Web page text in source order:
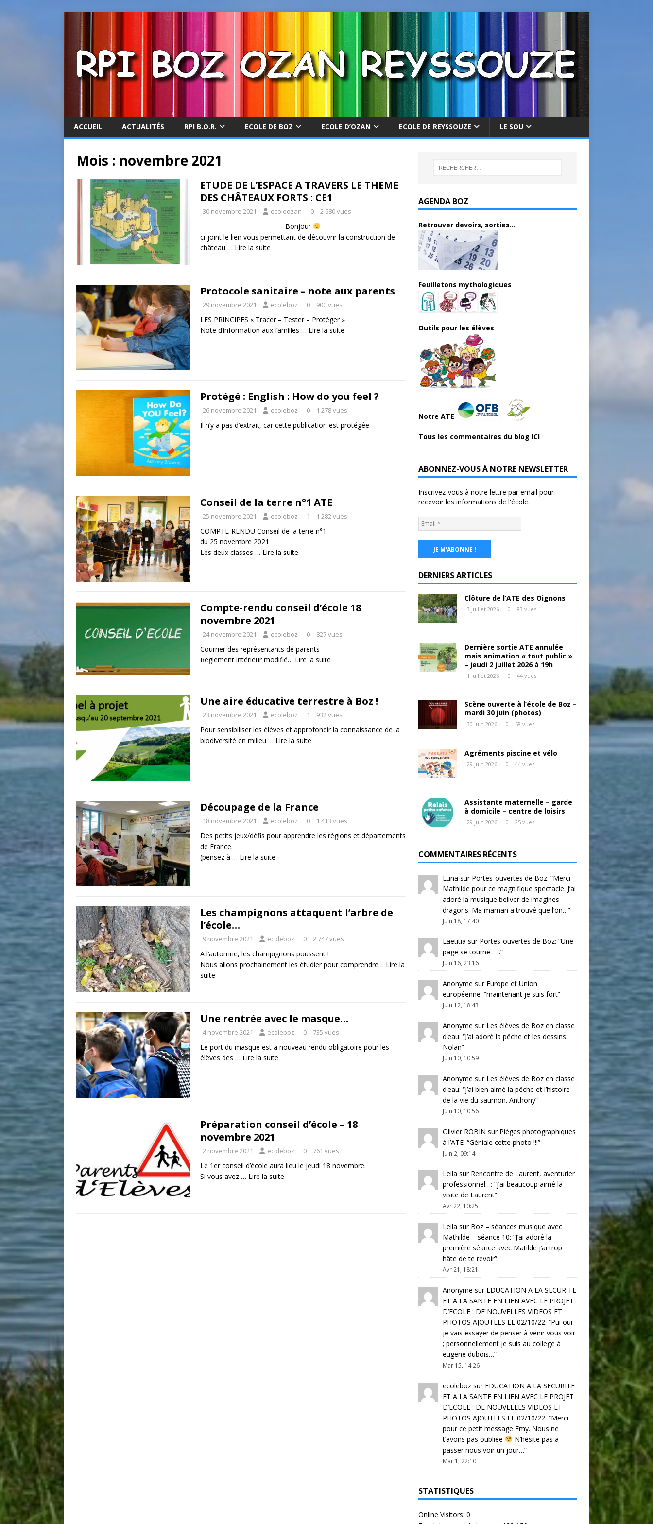
ACCUEIL ACTUALITÉS RPI B.O.R. ECOLE DE BOZ ECOLE D’OZAN ECOLE DE REYSSOUZE LE SOU
Mois : novembre 2021
ETUDE DE L’ESPACE A TRAVERS LE THEME
DES CHÂTEAUX FORTS : CE1
30 novembre 2021 ecoleozan 0 2 680 vues
Bonjour
ci-joint le lien vous permettant de découvrir la construction de
château … Lire la suite
Protocole sanitaire – note aux parents
29 novembre 2021 ecoleboz 0 900 vues
LES PRINCIPES « Tracer – Tester – Protéger »
Note d’information aux familles … Lire la suite
Protégé : English : How do you feel ?
26 novembre 2021 ecoleboz 0 1 278 vues
Il n’y a pas d’extrait, car cette publication est protégée.
Conseil de la terre n°1 ATE
25 novembre 2021 ecoleboz 1 1 282 vues
COMPTE-RENDU Conseil de la terre n°1
du 25 novembre 2021
Les deux classes … Lire la suite
Compte-rendu conseil d’école 18
novembre 2021
24 novembre 2021 ecoleboz 0 827 vues
Courrier des représentants de parents
Règlement intérieur modifié… Lire la suite
Une aire éducative terrestre à Boz !
23 novembre 2021 ecoleboz 1 932 vues
Pour sensibiliser les élèves et approfondir la connaissance de la
biodiversité en milieu … Lire la suite
Découpage de la France
18 novembre 2021 ecoleboz 0 1 413 vues
Des petits jeux/défis pour apprendre les régions et départements
de France.
(pensez à … Lire la suite
Les champignons attaquent l’arbre de
l’école…
9 novembre 2021 ecoleboz 0 2 747 vues
A l’automne, les champignons poussent !
Nous allons prochainement les étudier pour comprendre… Lire la
suite
Une rentrée avec le masque…
4 novembre 2021 ecoleboz 0 735 vues
Le port du masque est à nouveau rendu obligatoire pour les
élèves des … Lire la suite
Préparation conseil d’école – 18
novembre 2021
2 novembre 2021 ecoleboz 0 761 vues
Le 1er conseil d’école aura lieu le jeudi 18 novembre.
Si vous avez … Lire la suite
AGENDA BOZ
Retrouver devoirs, sorties...
Feuilletons mythologiques
Outils pour les élèves
Notre ATE
Tous les commentaires du blog ICI
ABONNEZ-VOUS À NOTRE NEWSLETTER
Inscrivez-vous à notre lettre par email pour
recevoir les informations de l'école.
DERNIERS ARTICLES
Clôture de l’ATE des Oignons
3 juillet 2026 0 83 vues
Dernière sortie ATE annulée
mais animation « tout public »
– jeudi 2 juillet 2026 à 19h
1 juillet 2026 0 44 vues
Scène ouverte à l’école de Boz –
mardi 30 juin (photos)
30 juin 2026 0 58 vues
Agréments piscine et vélo
29 juin 2026 0 44 vues
Assistante maternelle – garde
à domicile – centre de loisirs
29 juin 2026 0 25 vues
COMMENTAIRES RÉCENTS
Luna sur Portes-ouvertes de Boz: “Merci
Mathilde pour ce magnifique spectacle. J’ai
adoré la musique beliver de imagines
dragons. Ma maman a trouvé que l’on…”
Juin 18, 17:40
Laetitia sur Portes-ouvertes de Boz: “Une
page se tourne …..”
Juin 16, 23:16
Anonyme sur Europe et Union
européenne: “maintenant je suis fort”
Juin 12, 18:43
Anonyme sur Les élèves de Boz en classe
d’eau: “J’ai adoré la pêche et les dessins.
Nolan”
Juin 10, 10:59
Anonyme sur Les élèves de Boz en classe
d’eau: “j’ai bien aimé la pêche et l’histoire
de la vie du saumon. Anthony”
Juin 10, 10:56
Olivier ROBIN sur Pièges photographiques
à l’ATE: “Géniale cette photo !!!”
Juin 2, 09:14
Leila sur Rencontre de Laurent, aventurier
professionnel…: “j’ai beaucoup aimé la
visite de Laurent”
Avr 22, 10:25
Leila sur Boz – séances musique avec
Mathilde – séance 10: “J’ai adoré la
première séance avec Matilde j’ai trop
hâte de te revoir”
Avr 21, 18:21
Anonyme sur EDUCATION A LA SECURITE
ET A LA SANTE EN LIEN AVEC LE PROJET
D’ECOLE : DE NOUVELLES VIDEOS ET
PHOTOS AJOUTEES LE 02/10/22: “Pui oui
je vais essayer de penser à venir vous voir
; personnellement je suis au college à
eugene dubois…”
Mar 15, 14:26
ecolebozsur EDUCATION A LA SECURITE
ET A LA SANTE EN LIEN AVEC LE PROJET
D’ECOLE : DE NOUVELLES VIDEOS ET
PHOTOS AJOUTEES LE 02/10/22: “Merci
pour ce petit message Emy. Nous ne
t’avons pas oubliée
N’hésite pas à
passer nous voir un jour…”
Mar 1, 22:10
STATISTIQUES
Online Visitors: 0